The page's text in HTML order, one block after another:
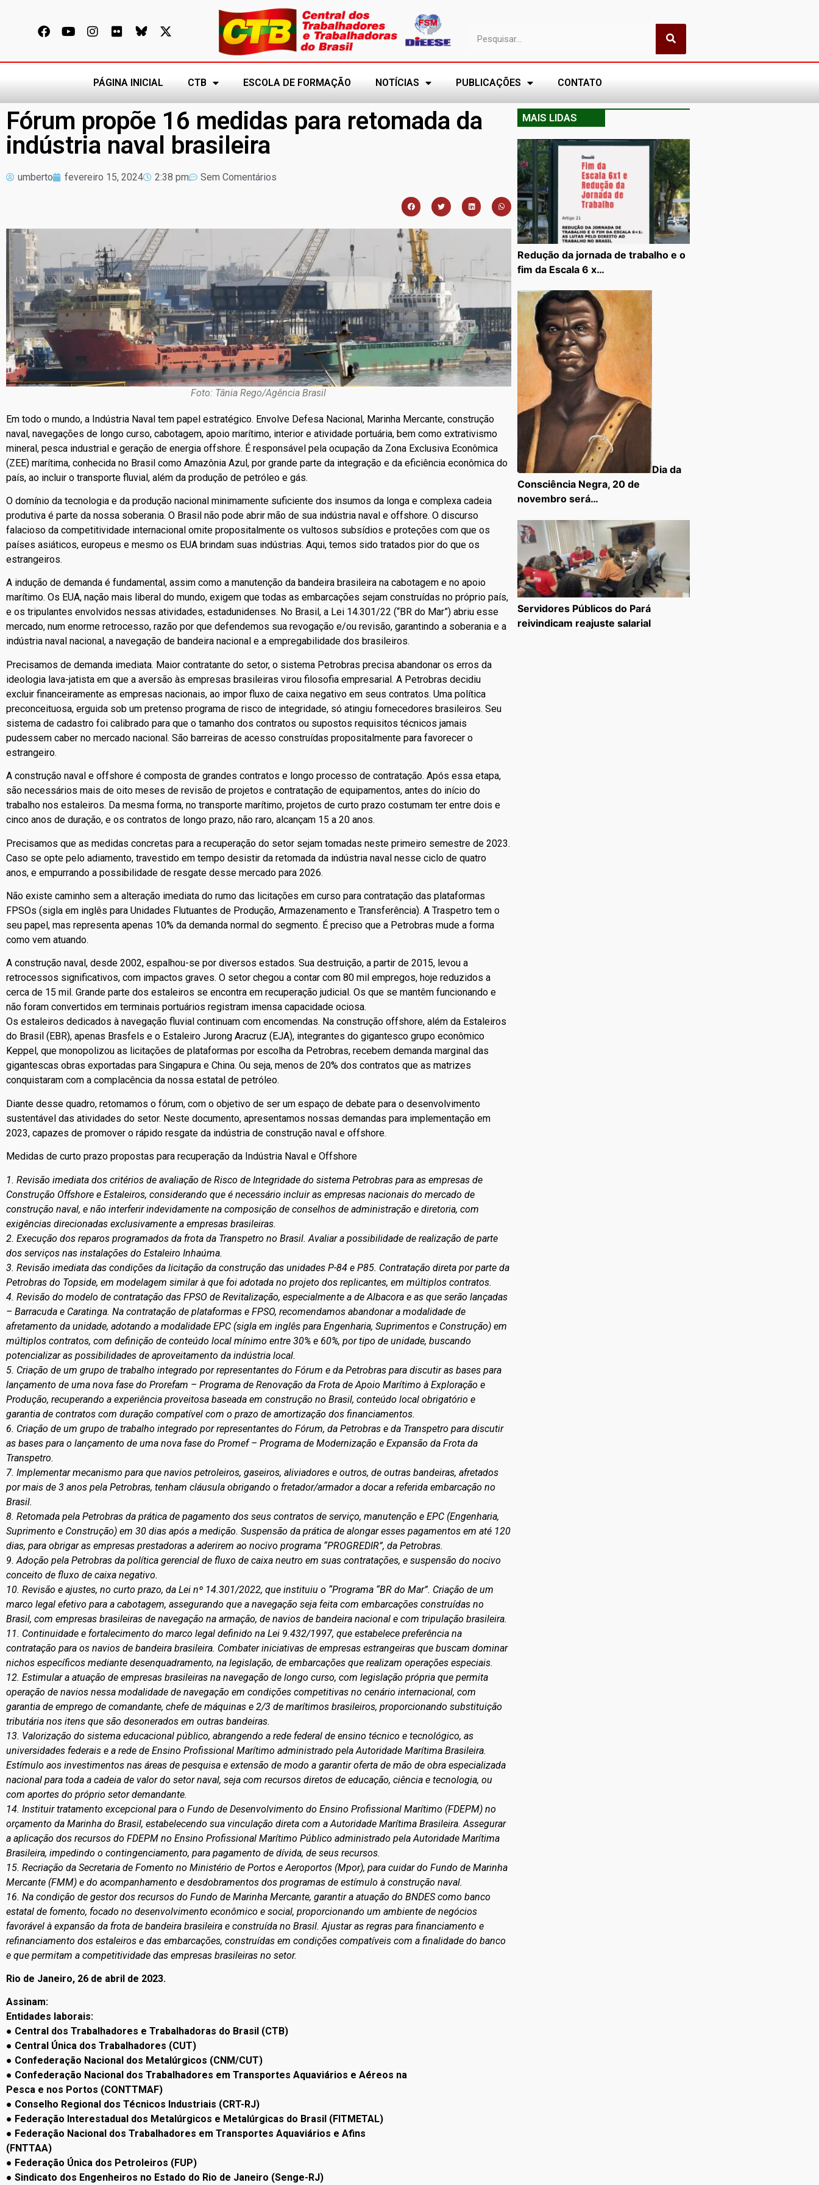
PÁGINA INICIAL CTB ESCOLA DE FORMAÇÃO NOTÍCIAS PUBLICAÇÕES CONTATO
Fórum propõe 16 medidas para retomada da
indústria naval brasileira
umberto fevereiro 15, 2024 2:38 pm Sem Comentários
Foto: Tânia Rego/Agência Brasil
Em todo o mundo, a Indústria Naval tem papel estratégico. Envolve Defesa Nacional, Marinha Mercante, construção
naval, navegações de longo curso, cabotagem, apoio marítimo, interior e atividade portuária, bem como extrativismo
mineral, pesca industrial e geração de energia offshore. É responsável pela ocupação da Zona Exclusiva Econômica
(ZEE) marítima, conhecida no Brasil como Amazônia Azul, por grande parte da integração e da eficiência econômica do
país, ao incluir o transporte fluvial, além da produção de petróleo e gás.
O domínio da tecnologia e da produção nacional minimamente suficiente dos insumos da longa e complexa cadeia
produtiva é parte da nossa soberania. O Brasil não pode abrir mão de sua indústria naval e offshore. O discurso
falacioso da competitividade internacional omite propositalmente os vultosos subsídios e proteções com que os
países asiáticos, europeus e mesmo os EUA brindam suas indústrias. Aqui, temos sido tratados pior do que os
estrangeiros.
A indução de demanda é fundamental, assim como a manutenção da bandeira brasileira na cabotagem e no apoio
marítimo. Os EUA, nação mais liberal do mundo, exigem que todas as embarcações sejam construídas no próprio país,
e os tripulantes envolvidos nessas atividades, estadunidenses. No Brasil, a Lei 14.301/22 (“BR do Mar”) abriu esse
mercado, num enorme retrocesso, razão por que defendemos sua revogação e/ou revisão, garantindo a soberania e a
indústria naval nacional, a navegação de bandeira nacional e a empregabilidade dos brasileiros.
Precisamos de demanda imediata. Maior contratante do setor, o sistema Petrobras precisa abandonar os erros da
ideologia lava-jatista em que a aversão às empresas brasileiras virou filosofia empresarial. A Petrobras decidiu
excluir financeiramente as empresas nacionais, ao impor fluxo de caixa negativo em seus contratos. Uma política
preconceituosa, erguida sob um pretenso programa de risco de integridade, só atingiu fornecedores brasileiros. Seu
sistema de cadastro foi calibrado para que o tamanho dos contratos ou supostos requisitos técnicos jamais
pudessem caber no mercado nacional. São barreiras de acesso construídas propositalmente para favorecer o
estrangeiro.
A construção naval e offshore é composta de grandes contratos e longo processo de contratação. Após essa etapa,
são necessários mais de oito meses de revisão de projetos e contratação de equipamentos, antes do início do
trabalho nos estaleiros. Da mesma forma, no transporte marítimo, projetos de curto prazo costumam ter entre dois e
cinco anos de duração, e os contratos de longo prazo, não raro, alcançam 15 a 20 anos.
Precisamos que as medidas concretas para a recuperação do setor sejam tomadas neste primeiro semestre de 2023.
Caso se opte pelo adiamento, travestido em tempo desistir da retomada da indústria naval nesse ciclo de quatro
anos, e empurrando a possibilidade de resgate desse mercado para 2026.
Não existe caminho sem a alteração imediata do rumo das licitações em curso para contratação das plataformas
FPSOs (sigla em inglês para Unidades Flutuantes de Produção, Armazenamento e Transferência). A Traspetro tem o
seu papel, mas representa apenas 10% da demanda normal do segmento. É preciso que a Petrobras mude a forma
como vem atuando.
A construção naval, desde 2002, espalhou-se por diversos estados. Sua destruição, a partir de 2015, levou a
retrocessos significativos, com impactos graves. O setor chegou a contar com 80 mil empregos, hoje reduzidos a
cerca de 15 mil. Grande parte dos estaleiros se encontra em recuperação judicial. Os que se mantêm funcionando e
não foram convertidos em terminais portuários registram imensa capacidade ociosa.
Os estaleiros dedicados à navegação fluvial continuam com encomendas. Na construção offshore, além da Estaleiros
do Brasil (EBR), apenas Brasfels e o Estaleiro Jurong Aracruz (EJA), integrantes do gigantesco grupo econômico
Keppel, que monopolizou as licitações de plataformas por escolha da Petrobras, recebem demanda marginal das
gigantescas obras exportadas para Singapura e China. Ou seja, menos de 20% dos contratos que as matrizes
conquistaram com a complacência da nossa estatal de petróleo.
Diante desse quadro, retomamos o fórum, com o objetivo de ser um espaço de debate para o desenvolvimento
sustentável das atividades do setor. Neste documento, apresentamos nossas demandas para implementação em
2023, capazes de promover o rápido resgate da indústria de construção naval e offshore.
Medidas de curto prazo propostas para recuperação da Indústria Naval e Offshore
1. Revisão imediata dos critérios de avaliação de Risco de Integridade do sistema Petrobras para as empresas de
Construção Offshore e Estaleiros, considerando que é necessário incluir as empresas nacionais do mercado de
construção naval, e não interferir indevidamente na composição de conselhos de administração e diretoria, com
exigências direcionadas exclusivamente a empresas brasileiras.
2. Execução dos reparos programados da frota da Transpetro no Brasil. Avaliar a possibilidade de realização de parte
dos serviços nas instalações do Estaleiro Inhaúma.
3. Revisão imediata das condições da licitação da construção das unidades P-84 e P85. Contratação direta por parte da
Petrobras do Topside, em modelagem similar à que foi adotada no projeto dos replicantes, em múltiplos contratos.
4. Revisão do modelo de contratação das FPSO de Revitalização, especialmente a de Albacora e as que serão lançadas
– Barracuda e Caratinga. Na contratação de plataformas e FPSO, recomendamos abandonar a modalidade de
afretamento da unidade, adotando a modalidade EPC (sigla em inglês para Engenharia, Suprimentos e Construção) em
múltiplos contratos, com definição de conteúdo local mínimo entre 30% e 60%, por tipo de unidade, buscando
potencializar as possibilidades de aproveitamento da indústria local.
5. Criação de um grupo de trabalho integrado por representantes do Fórum e da Petrobras para discutir as bases para
lançamento de uma nova fase do Prorefam – Programa de Renovação da Frota de Apoio Marítimo à Exploração e
Produção, recuperando a experiência proveitosa baseada em construção no Brasil, conteúdo local obrigatório e
garantia de contratos com duração compatível com o prazo de amortização dos financiamentos.
6. Criação de um grupo de trabalho integrado por representantes do Fórum, da Petrobras e da Transpetro para discutir
as bases para o lançamento de uma nova fase do Promef – Programa de Modernização e Expansão da Frota da
Transpetro.
7. Implementar mecanismo para que navios petroleiros, gaseiros, aliviadores e outros, de outras bandeiras, afretados
por mais de 3 anos pela Petrobras, tenham cláusula obrigando o fretador/armador a docar a referida embarcação no
Brasil.
8. Retomada pela Petrobras da prática de pagamento dos seus contratos de serviço, manutenção e EPC (Engenharia,
Suprimento e Construção) em 30 dias após a medição. Suspensão da prática de alongar esses pagamentos em até 120
dias, para obrigar as empresas prestadoras a aderirem ao nocivo programa “PROGREDIR”, da Petrobras.
9. Adoção pela Petrobras da política gerencial de fluxo de caixa neutro em suas contratações, e suspensão do nocivo
conceito de fluxo de caixa negativo.
10. Revisão e ajustes, no curto prazo, da Lei nº 14.301/2022, que instituiu o “Programa “BR do Mar”. Criação de um
marco legal efetivo para a cabotagem, assegurando que a navegação seja feita com embarcações construídas no
Brasil, com empresas brasileiras de navegação na armação, de navios de bandeira nacional e com tripulação brasileira.
11. Continuidade e fortalecimento do marco legal definido na Lei 9.432/1997, que estabelece preferência na
contratação para os navios de bandeira brasileira. Combater iniciativas de empresas estrangeiras que buscam dominar
nichos específicos mediante desenquadramento, na legislação, de embarcações que realizam operações especiais.
12. Estimular a atuação de empresas brasileiras na navegação de longo curso, com legislação própria que permita
operação de navios nessa modalidade de navegação em condições competitivas no cenário internacional, com
garantia de emprego de comandante, chefe de máquinas e 2/3 de marítimos brasileiros, proporcionando substituição
tributária nos itens que são desonerados em outras bandeiras.
13. Valorização do sistema educacional público, abrangendo a rede federal de ensino técnico e tecnológico, as
universidades federais e a rede de Ensino Profissional Marítimo administrado pela Autoridade Marítima Brasileira.
Estímulo aos investimentos nas áreas de pesquisa e extensão de modo a garantir oferta de mão de obra especializada
nacional para toda a cadeia de valor do setor naval, seja com recursos diretos de educação, ciência e tecnologia, ou
com aportes do próprio setor demandante.
14. Instituir tratamento excepcional para o Fundo de Desenvolvimento do Ensino Profissional Marítimo (FDEPM) no
orçamento da Marinha do Brasil, estabelecendo sua vinculação direta com a Autoridade Marítima Brasileira. Assegurar
a aplicação dos recursos do FDEPM no Ensino Profissional Marítimo Público administrado pela Autoridade Marítima
Brasileira, impedindo o contingenciamento, para pagamento de dívida, de seus recursos.
15. Recriação da Secretaria de Fomento no Ministério de Portos e Aeroportos (Mpor), para cuidar do Fundo de Marinha
Mercante (FMM) e do acompanhamento e desdobramentos dos programas de estímulo à construção naval.
16. Na condição de gestor dos recursos do Fundo de Marinha Mercante, garantir a atuação do BNDES como banco
estatal de fomento, focado no desenvolvimento econômico e social, proporcionando um ambiente de negócios
favorável à expansão da frota de bandeira brasileira e construída no Brasil. Ajustar as regras para financiamento e
refinanciamento dos estaleiros e das embarcações, construídas em condições compatíveis com a finalidade do banco
e que permitam a competitividade das empresas brasileiras no setor.
Rio de Janeiro, 26 de abril de 2023.
Assinam:
Entidades laborais:
● Central dos Trabalhadores e Trabalhadoras do Brasil (CTB)
● Central Única dos Trabalhadores (CUT)
● Confederação Nacional dos Metalúrgicos (CNM/CUT)
● Confederação Nacional dos Trabalhadores em Transportes Aquaviários e Aéreos na
Pesca e nos Portos (CONTTMAF)
● Conselho Regional dos Técnicos Industriais (CRT-RJ)
● Federação Interestadual dos Metalúrgicos e Metalúrgicas do Brasil (FITMETAL)
● Federação Nacional dos Trabalhadores em Transportes Aquaviários e Afins
(FNTTAA)
● Federação Única dos Petroleiros (FUP)
● Sindicato dos Engenheiros no Estado do Rio de Janeiro (Senge-RJ)
MAIS LIDAS
Redução da jornada de trabalho e o
fim da Escala 6 x…
Dia da
Consciência Negra, 20 de
novembro será…
Servidores Públicos do Pará
reivindicam reajuste salarial